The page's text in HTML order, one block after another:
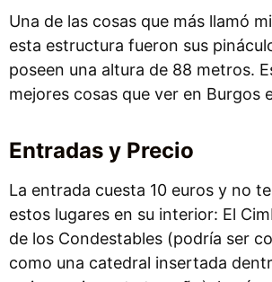
Una de las cosas que más llamó
esta estructura fueron sus
poseen una altura de 88 metros.
mejores cosas que ver en Burgos
Entradas y Precio
La entrada cuesta 10 euros y no
estos lugares en su interior: El
de los Condestables (podría ser
como una catedral insertada